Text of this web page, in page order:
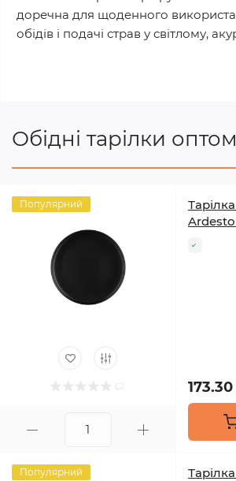
доречна для щоденного
обідів і подачі страв у світлому,
Обідні тарілки оптом
Популярний
Популярний